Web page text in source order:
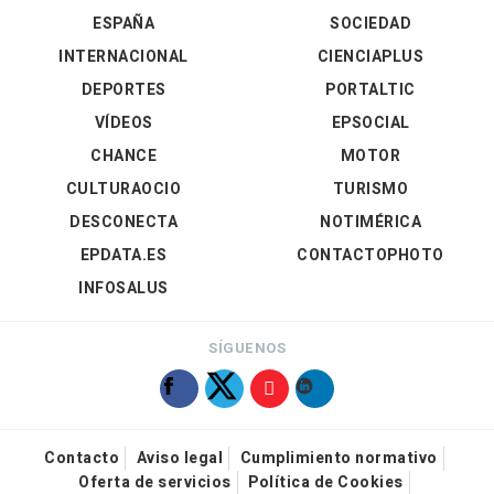
ESPAÑA
INTERNACIONAL
DEPORTES
VÍDEOS
SOCIEDAD
CIENCIAPLUS
PORTALTIC
EPSOCIAL
CHANCE
CULTURAOCIO
DESCONECTA
EPDATA.ES
INFOSALUS
MOTOR
TURISMO
NOTIMÉRICA
CONTACTOPHOTO
SÍGUENOS
Contacto Aviso legal
Cumplimiento normativo
Oferta de servicios
Política de Cookies